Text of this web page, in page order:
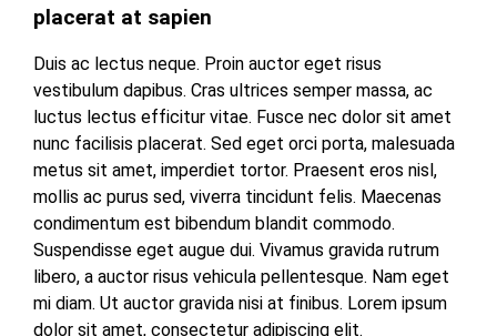
placerat at sapien
Duis ac lectus neque. Proin auctor eget risus
vestibulum dapibus. Cras ultrices semper massa, ac
luctus lectus efficitur vitae. Fusce nec dolor sit amet
nunc facilisis placerat. Sed eget orci porta, malesuada
metus sit amet, imperdiet tortor. Praesent eros nisl,
mollis ac purus sed, viverra tincidunt felis. Maecenas
condimentum est bibendum blandit commodo.
Suspendisse eget augue dui. Vivamus gravida rutrum
libero, a auctor risus vehicula pellentesque. Nam eget
mi diam. Ut auctor gravida nisi at finibus. Lorem ipsum
dolor sit amet, consectetur adipiscing elit.